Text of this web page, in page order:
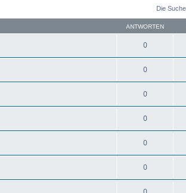
Die
ANTWORTEN
0
0
0
0
0
0